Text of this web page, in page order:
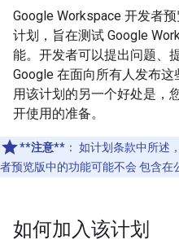
Google Workspace 开发者
计划，旨在测试 Google
能。开发者可以提出问题、
Google 在面向所有人发布
用该计划的另一个好处是，
开使用的准备。
**注意** ： 如计划条款中所述
者预览版中的功能可能不会 包含在
如何加入该计划